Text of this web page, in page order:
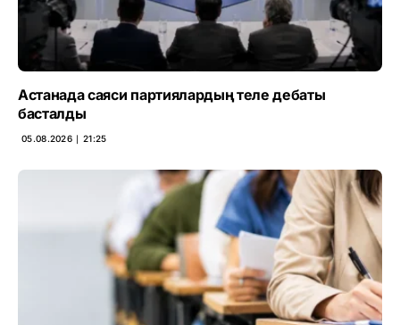
Астанада саяси партиялардың теле дебаты
басталды
05.08.2026 ∣ 21:25